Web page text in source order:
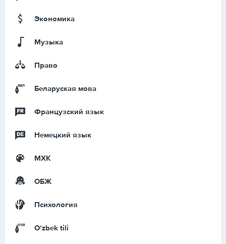
Экономика
Музыка
Право
Беларуская мова
Французский язык
Немецкий язык
МХК
ОБЖ
Психология
Оʻzbek tili